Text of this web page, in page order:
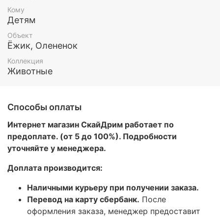
Кому
Детям
Объект
Ёжик, Олененок
Коллекция
Животные
Способы оплаты
Интернет магазин СкайДрим работает по
предоплате. (от 5 до 100%). Подробности
уточняйте у менеджера.
Доплата производится:
Наличными курьеру при получении заказа.
Перевод на карту сбербанк. После
оформления заказа, менеджер предоставит